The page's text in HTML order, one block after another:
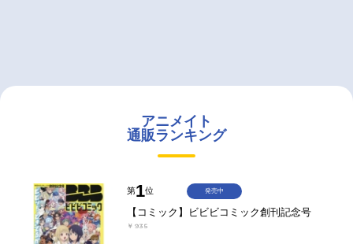
アニメイト
通販ランキング
第1位
【コミック】ビビビコミック創刊記念号
￥935
発売中